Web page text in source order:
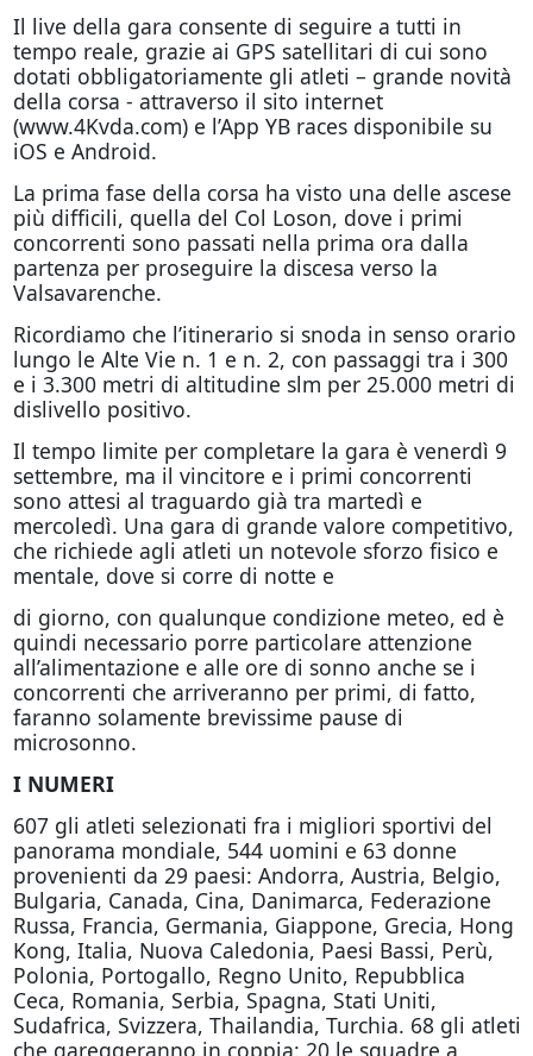
Il live della gara consente di seguire a tutti in
tempo reale, grazie ai GPS satellitari di cui sono
dotati obbligatoriamente gli atleti – grande novità
della corsa - attraverso il sito internet
(www.4Kvda.com) e l’App YB races disponibile su
iOS e Android.
La prima fase della corsa ha visto una delle ascese
più difficili, quella del Col Loson, dove i primi
concorrenti sono passati nella prima ora dalla
partenza per proseguire la discesa verso la
Valsavarenche.
Ricordiamo che l’itinerario si snoda in senso orario
lungo le Alte Vie n. 1 e n. 2, con passaggi tra i 300
e i 3.300 metri di altitudine slm per 25.000 metri di
dislivello positivo.
Il tempo limite per completare la gara è venerdì 9
settembre, ma il vincitore e i primi concorrenti
sono attesi al traguardo già tra martedì e
mercoledì. Una gara di grande valore competitivo,
che richiede agli atleti un notevole sforzo fisico e
mentale, dove si corre di notte e
di giorno, con qualunque condizione meteo, ed è
quindi necessario porre particolare attenzione
all’alimentazione e alle ore di sonno anche se i
concorrenti che arriveranno per primi, di fatto,
faranno solamente brevissime pause di
microsonno.
I NUMERI
607 gli atleti selezionati fra i migliori sportivi del
panorama mondiale, 544 uomini e 63 donne
provenienti da 29 paesi: Andorra, Austria, Belgio,
Bulgaria, Canada, Cina, Danimarca, Federazione
Russa, Francia, Germania, Giappone, Grecia, Hong
Kong, Italia, Nuova Caledonia, Paesi Bassi, Perù,
Polonia, Portogallo, Regno Unito, Repubblica
Ceca, Romania, Serbia, Spagna, Stati Uniti,
Sudafrica, Svizzera, Thailandia, Turchia. 68 gli atleti
che gareggeranno in coppia: 20 le squadre a